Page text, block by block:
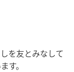
を友とみなして
す。